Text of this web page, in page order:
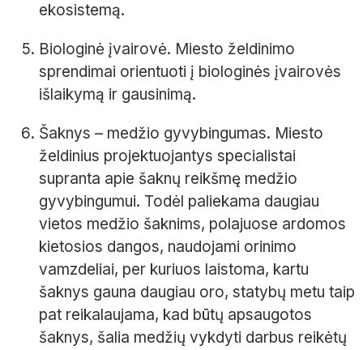
ekosistemą.
Biologinė įvairovė. Miesto želdinimo
sprendimai orientuoti į biologinės įvairovės
išlaikymą ir gausinimą.
Šaknys – medžio gyvybingumas. Miesto
želdinius projektuojantys specialistai
supranta apie šaknų reikšmę medžio
gyvybingumui. Todėl paliekama daugiau
vietos medžio šaknims, polajuose ardomos
kietosios dangos, naudojami orinimo
vamzdeliai, per kuriuos laistoma, kartu
šaknys gauna daugiau oro, statybų metu taip
pat reikalaujama, kad būtų apsaugotos
šaknys, šalia medžių vykdyti darbus reikėtų